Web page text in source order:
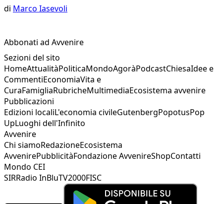
di Marco Iasevoli
Abbonati ad Avvenire
Sezioni del sito
HomeAttualitàPoliticaMondoAgoràPodcastChiesaIdee e
CommentiEconomiaVita e
CuraFamigliaRubricheMultimediaEcosistema avvenire
Pubblicazioni
Edizioni localiL'economia civileGutenbergPopotusPop
UpLuoghi dell'Infinito
Avvenire
Chi siamoRedazioneEcosistema
AvvenirePubblicitàFondazione AvvenireShopContatti
Mondo CEI
SIRRadio InBluTV2000FISC